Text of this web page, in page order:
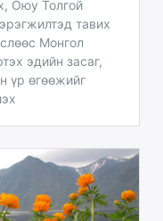
Оюу Толгой
тавих
Монгол
эдийн засаг,
үр өгөөжийг